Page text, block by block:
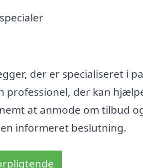
der er specialiseret i
professionel, der kan
at anmode om tilbud
informeret beslutning.